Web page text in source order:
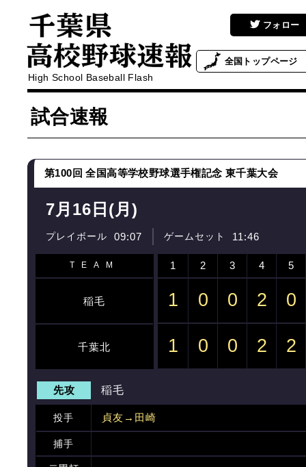
High School Baseball Flash
フォロー
全国 トップページ
試合速報
第100回 全国高等学校野球選手権記念 東千葉大会
7月16日(月)
プレイボール 09:07 ゲームセット 11:46
TEAM
稲毛
1 2 3 4 5
1 0 0 2 0
1 0 0 2 2
千葉北
先攻 稲毛
投手 貞友→田崎
捕手